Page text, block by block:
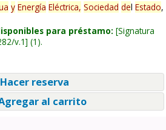
y Energía Eléctrica, Sociedad del Estado,
para préstamo: Signatura
v.1 (1).
reserva
al carrito